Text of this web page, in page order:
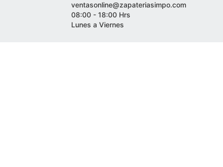
ventasonline@zapateriasimpo.com
08:00 - 18:00 Hrs
Lunes a Viernes